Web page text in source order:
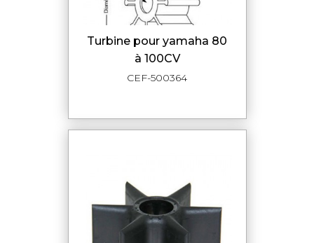
turbine pour yamaha 80
à 100CV
CEF-500364